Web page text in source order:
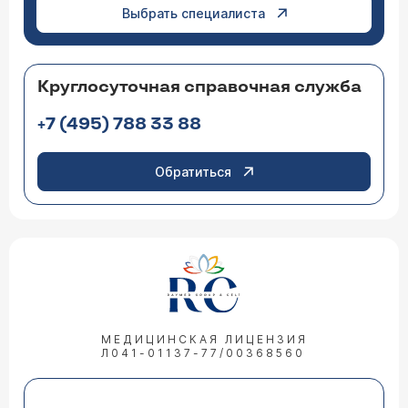
рублей, включая работу, пребывание в
стационаре и стоимость стента.
У меня обнаружили аневризму корня аорты, на
моем случае укрепить стенки аорты
расслоения, тромбозов не выявлено, 1-ая
степень регургитации, давление в норме.
Очень хочу успеть родить.
Уважаемая Елена! Эндопротез в данной
аорте можно провести и затем благополучно
У меня расширение корня аорты 51 мм, на
степень регургитации. После томографа -
Выбрать специалиста
Круглосуточная справочная служба
+7 (495) 788 33 88
Обратиться
МЕДИЦИНСКАЯ ЛИЦЕНЗИЯ
Л041-01137-77/00368560